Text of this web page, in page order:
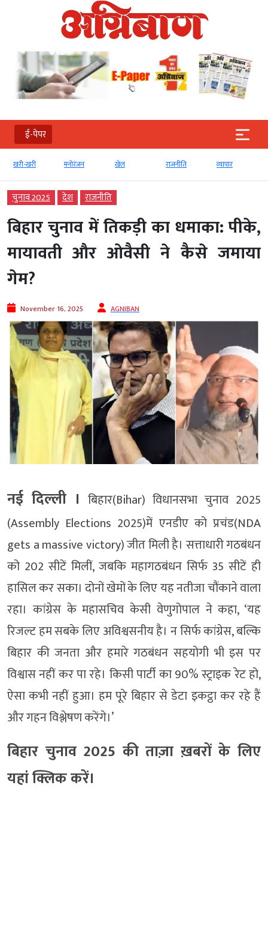
ई-पेपर
खरी-खरी मनोरंजन खेल राजनीति व्‍यापार
चुनाव 2025 देश राजनीति
बिहार चुनाव में तिकड़ी का धमाका: पीके,
मायावती और ओवैसी ने कैसे जमाया
गेम?
November 16, 2025 AGNIBAN
नई दिल्‍ली । बिहार(Bihar) विधानसभा चुनाव 2025
(Assembly Elections 2025)में एनडीए को प्रचंड(NDA
gets a massive victory) जीत मिली है। सत्ताधारी गठबंधन
को 202 सीटें मिलीं, जबकि महागठबंधन सिर्फ 35 सीटें ही
हासिल कर सका। दोनों खेमों के लिए यह नतीजा चौंकाने वाला
रहा। कांग्रेस के महासचिव केसी वेणुगोपाल ने कहा, ‘यह
रिजल्ट हम सबके लिए अविश्वसनीय है। न सिर्फ कांग्रेस, बल्कि
बिहार की जनता और हमारे गठबंधन सहयोगी भी इस पर
विश्वास नहीं कर पा रहे। किसी पार्टी का 90% स्ट्राइक रेट हो,
ऐसा कभी नहीं हुआ। हम पूरे बिहार से डेटा इकट्ठा कर रहे हैं
और गहन विश्लेषण करेंगे।’
बिहार चुनाव 2025 की ताज़ा ख़बरों के लिए
यहां क्लिक करें।